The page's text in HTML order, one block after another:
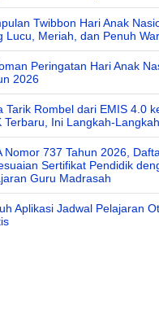
Twibbon Hari Anak
Lucu, Meriah, dan Penuh
Peringatan Hari Anak
2026
Tarik Rombel dari EMIS 4.0
Terbaru, Ini Langkah-
Nomor 737 Tahun 2026,
Sertifikat Pendidik
Guru Madrasah
Aplikasi Jadwal Pelajaran